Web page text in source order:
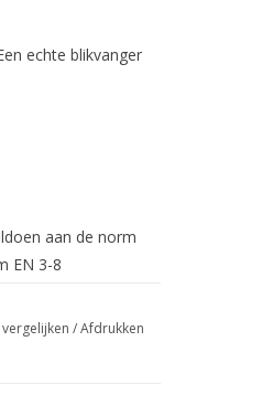
echte blikvanger
aan de norm
EN 3-8
/Afdrukken